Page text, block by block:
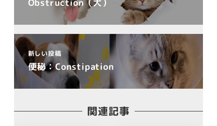
Obstruction（犬）
新しい投稿
便秘：Constipation
関連記事